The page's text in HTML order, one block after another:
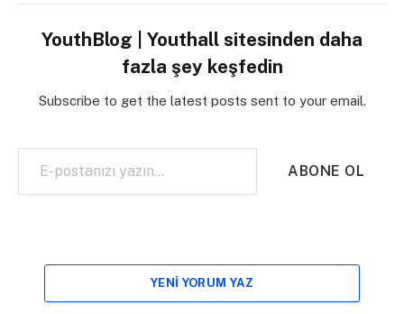
YouthBlog | Youthall sitesinden daha
fazla şey keşfedin
Subscribe to get the latest posts sent to your email.
E-postanızı yazın…
ABONE OL
YENI YORUM YAZ